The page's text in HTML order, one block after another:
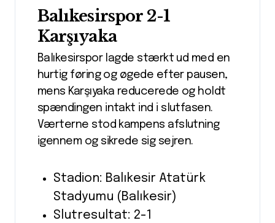
Balıkesirspor 2-1
Karşıyaka
Balıkesirspor lagde stærkt ud med en
hurtig føring og øgede efter pausen,
mens Karşıyaka reducerede og holdt
spændingen intakt ind i slutfasen.
Værterne stod kampens afslutning
igennem og sikrede sig sejren.
Stadion: Balıkesir Atatürk
Stadyumu (Balıkesir)
Slutresultat: 2-1